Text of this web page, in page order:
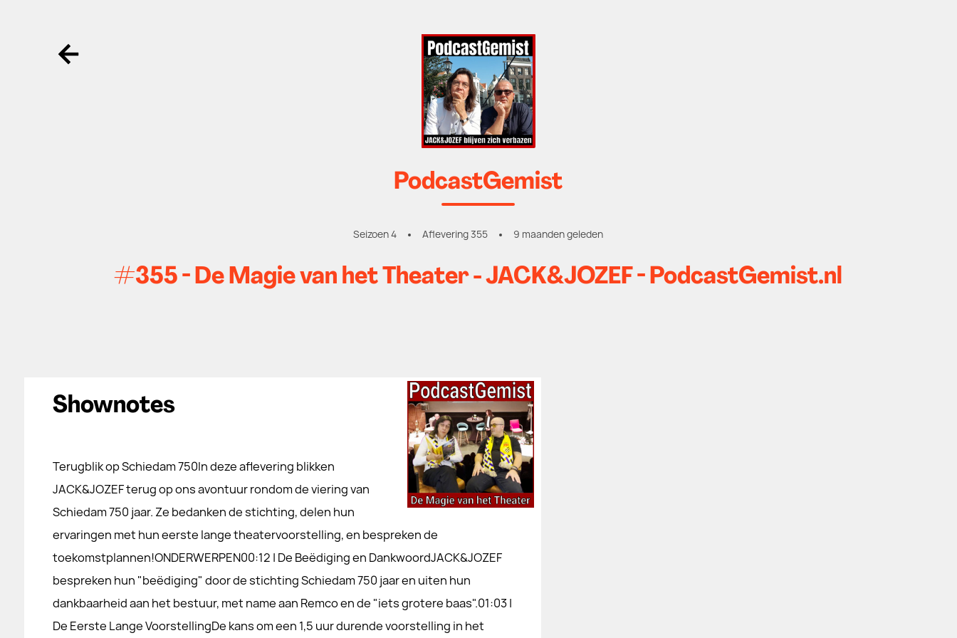
Ga terug
PodcastGemist
Seizoen 4 Aflevering 355 9 maanden geleden
#355 - De Magie van het Theater - JACK&JOZEF - PodcastGemist.nl
Shownotes
Terugblik op Schiedam 750In deze aflevering blikken
JACK&JOZEF terug op ons avontuur rondom de viering van
Schiedam 750 jaar. Ze bedanken de stichting, delen hun
ervaringen met hun eerste lange theatervoorstelling, en bespreken de
toekomstplannen!ONDERWERPEN00:12 | De Beëdiging en DankwoordJACK&JOZEF
bespreken hun "beëdiging" door de stichting Schiedam 750 jaar en uiten hun
dankbaarheid aan het bestuur, met name aan Remco en de "iets grotere baas".01:03 |
De Eerste Lange VoorstellingDe kans om een 1,5 uur durende voorstelling in het